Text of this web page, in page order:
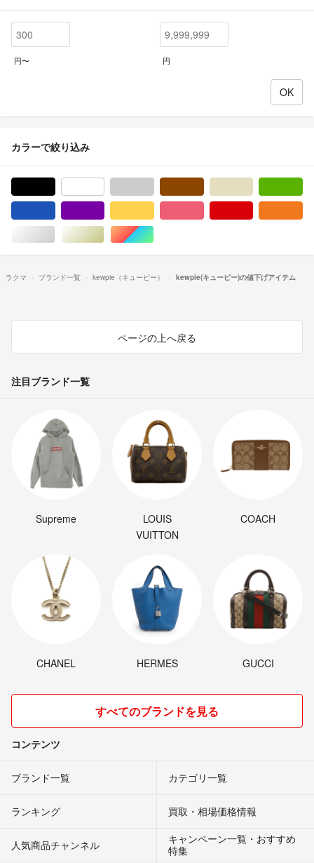
円〜 円
カラーで絞り込み
シルバー/銀色系ゴールド/金色系マルチカラー
ラクマ ブランド一覧 kewpie（キューピー） kewpie(キューピー)の値下げアイテム
ページの上へ戻る
注目ブランド一覧
Supreme
LOUIS
VUITTON
COACH
CHANEL HERMES GUCCI
すべてのブランドを見る
コンテンツ
ブランド一覧 カテゴリ一覧
ランキング 買取・相場価格情報
人気商品チャンネル
キャンペーン一覧・おすすめ
特集